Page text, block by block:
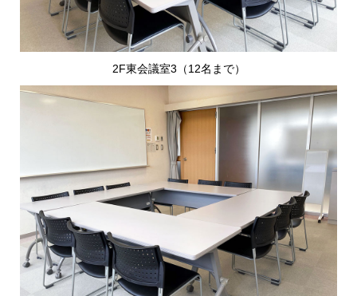
2F東会議室3（12名まで）